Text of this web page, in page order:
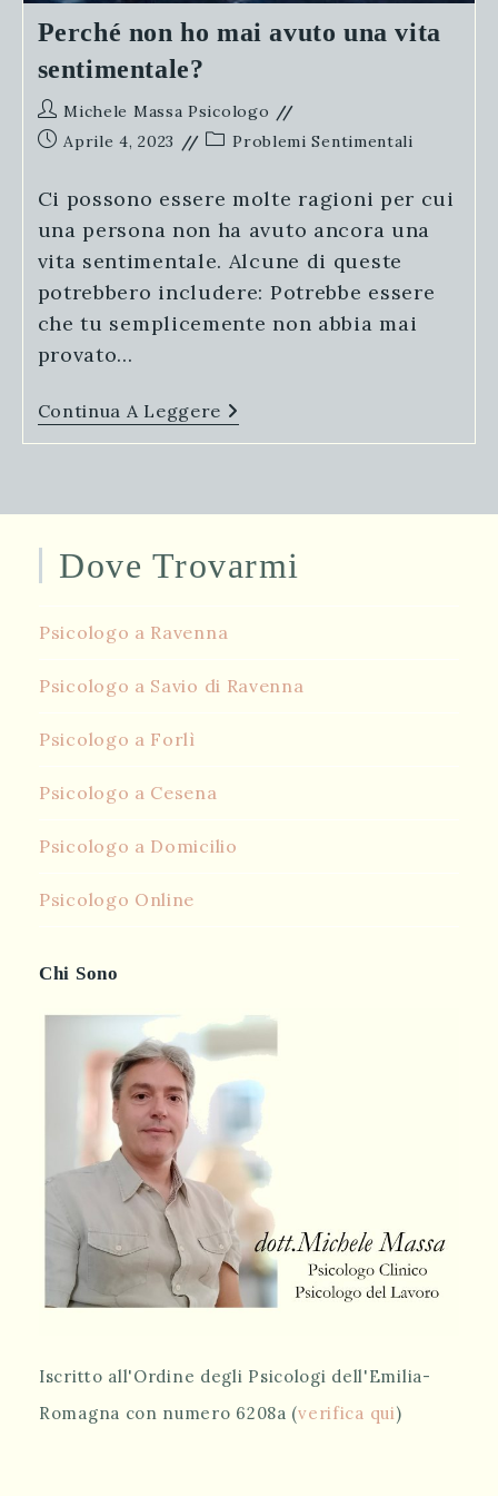
Perché non ho mai avuto una vita
sentimentale?
Autore
dell'articolo:
Michele Massa Psicologo
Articolo
Aprile 4, 2023
Categoria
Problemi Sentimentali
Ci possono essere molte ragioni per cui
una persona non ha avuto ancora una
vita sentimentale. Alcune di queste
potrebbero includere: Potrebbe essere
che tu semplicemente non abbia mai
provato…
Continua A Leggere Perché
Non
Ho
Vita
Dove Trovarmi
Psicologo a Ravenna
Psicologo a Savio di Ravenna
Psicologo a Forlì
Psicologo a Cesena
Psicologo a Domicilio
Psicologo Online
Chi Sono
Iscritto all'Ordine degli Psicologi dell'Emilia-
Romagna con numero 6208a (verifica qui)